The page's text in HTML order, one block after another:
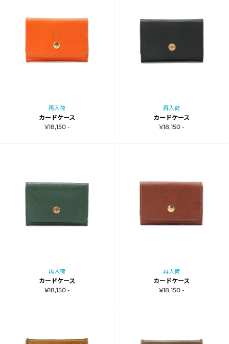
再入荷
カードケース
¥18,150 -
再入荷
カードケース
¥18,150 -
再入荷
カードケース
¥18,150 -
再入荷
カードケース
¥18,150 -